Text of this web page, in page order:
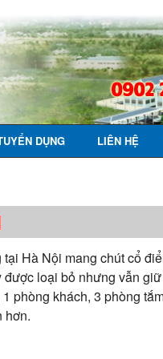
DỤNG LIÊN HỆ
Hà Nội mang chút cổ
loại bỏ nhưng vẫn
phòng khách, 3 phòng
hơn.